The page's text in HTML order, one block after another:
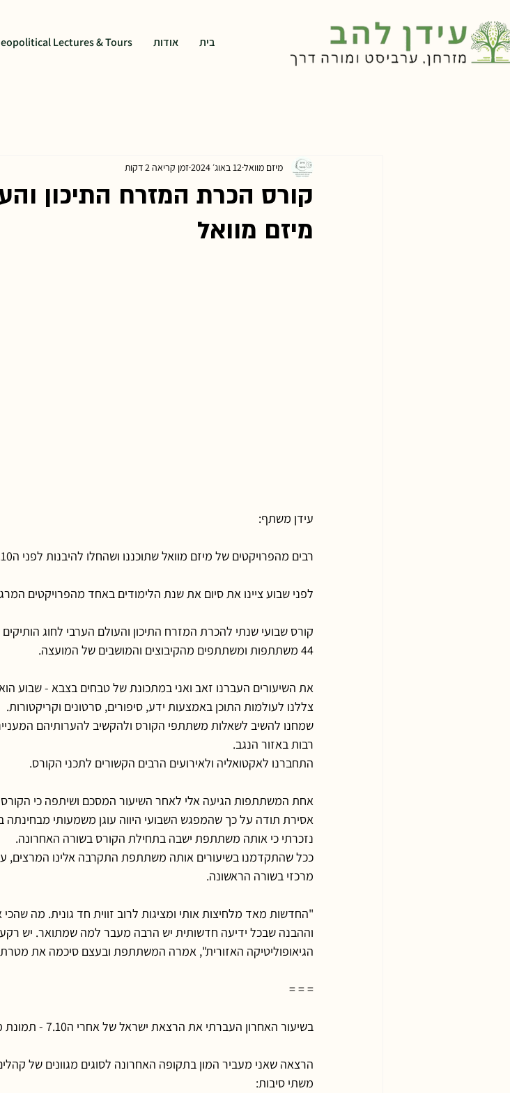
בית אודות Lectures & Tours
קורס הכרת המזרח התיכון
מיזם מוואל
מיזם מוואל 12 באוג׳ 2024 זמן קריאה 2 דקות
עידן משתף:
רבים מהפרויקטים של מיזם מוואל שתוכננו ושהחלו להיבנות לפני ה7.10 - או שהוקפאו או שבוטלו בשל הנסיבות.
לפני שבוע ציינו את סיום את שנת הלימודים באחד מהפרויקטים
קורס שבועי שנתי להכרת המזרח התיכון והעולם הערבי לחוג
44 משתתפות ומשתתפים מהקיבוצים והמושבים של המועצה.
את השיעורים העברנו זאב ואני במתכונת של טבחים בצבא - שבוע
צללנו לעולמות התוכן באמצעות ידע, סיפורים, סרטונים וקריקטורות.
שמחנו להשיב לשאלות משתתפי הקורס ולהקשיב להערותיהם
רבות באזור הנגב.
התחברנו לאקטואליה ולאירועים הרבים הקשורים לתכני הקורס.
אחת המשתתפות הגיעה אלי לאחר השיעור המסכם ושיתפה כי הקורס
אסירת תודה על כך שהמפגש השבועי היווה עוגן משמעותי מבחינתה
נזכרתי כי אותה משתתפת ישבה בתחילת הקורס בשורה האחרונה.
ככל שהתקדמנו בשיעורים אותה משתתפת התקרבה אלינו המרצים,
מרכזי בשורה הראשונה.
"החדשות מאד מלחיצות אותי ומציגות לרוב זווית חד גונית. מה
וההבנה שבכל ידיעה חדשותית יש הרבה מעבר למה שמתואר. יש רקע
הגיאופוליטיקה האזורית", אמרה המשתתפת ובעצם סיכמה את
= = =
בשיעור האחרון העברתי את הרצאת ישראל של אחרי ה7.10 - תמונת מצב מזרחנית.
הרצאה שאני מעביר המון בתקופה האחרונה לסוגים מגוונים של
משתי סיבות: